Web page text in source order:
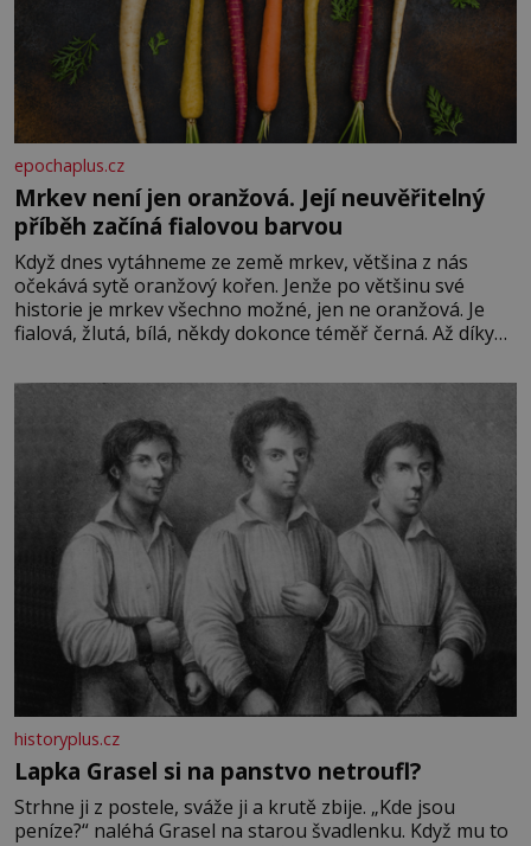
epochaplus.cz
Mrkev není jen oranžová. Její neuvěřitelný
příběh začíná fialovou barvou
Když dnes vytáhneme ze země mrkev, většina z nás
očekává sytě oranžový kořen. Jenže po většinu své
historie je mrkev všechno možné, jen ne oranžová. Je
fialová, žlutá, bílá, někdy dokonce téměř černá. Až díky
bez které si českou zahradu ani nedokážeme představit.
historyplus.cz
Lapka Grasel si na panstvo netroufl?
Strhne ji z postele, sváže ji a krutě zbije. „Kde jsou
peníze?“ naléhá Grasel na starou švadlenku. Když mu to